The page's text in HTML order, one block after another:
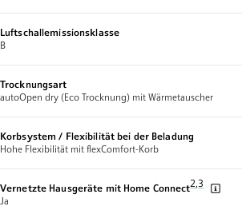
Luftschallemissionsklasse
B
Trocknungsart
autoOpen dry (Eco Trocknung) mit Wärmetauscher
Korbsystem / Flexibilität bei der Beladung
Hohe Flexibilität mit flexComfort-Korb
Vernetzte Hausgeräte mit Home ConnectFussnote
2,,Fussnote
3
Ja